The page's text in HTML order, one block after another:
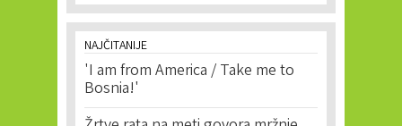
NAJČITANIJE
'I am from America / Take me to
Bosnia!'